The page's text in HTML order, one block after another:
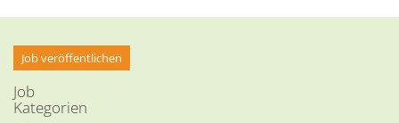
Job veröffentlichen
Job
Kategorien